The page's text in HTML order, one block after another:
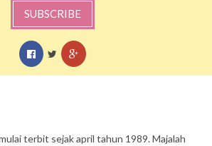
SUBSCRIBE
terbit sejak april tahun 1989. Majalah